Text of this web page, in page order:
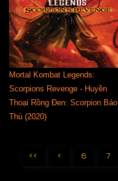
Mortal Kombat Legends:
Scorpions Revenge - Huyền
Thoại Rồng Đen: Scorpion Báo
Thù (2020)
<< < 6 7